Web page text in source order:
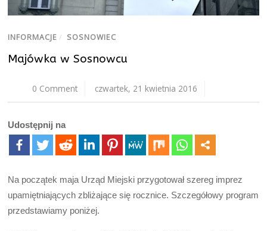
INFORMACJE / SOSNOWIEC
Majówka w Sosnowcu
0 Comment czwartek, 21 kwietnia 2016
Udostępnij na
Na początek maja Urząd Miejski przygotował szereg imprez
upamiętniających zbliżające się rocznice. Szczegółowy program
przedstawiamy poniżej.